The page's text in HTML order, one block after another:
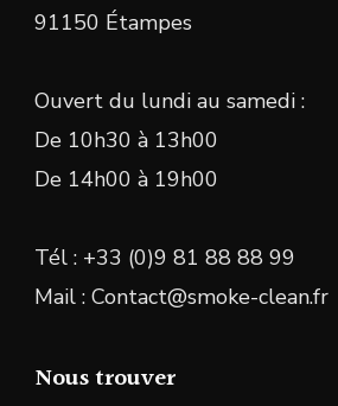
91150 Étampes
Ouvert du lundi au samedi :
De 10h30 à 13h00
De 14h00 à 19h00
Tél : +33 (0)9 81 88 88 99
Mail : Contact@smoke-clean.fr
Nous trouver